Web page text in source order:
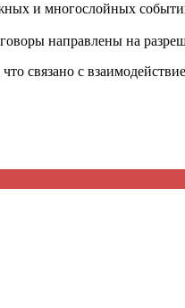
и многослойных
направлены на
связано с